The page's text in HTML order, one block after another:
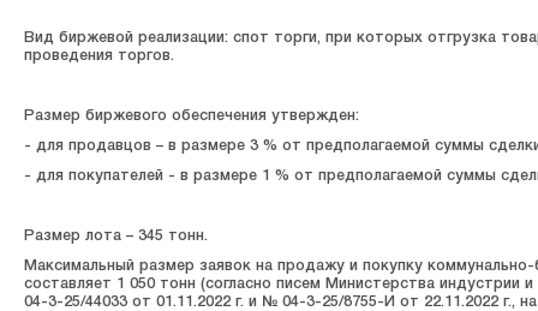
Вид биржевой реализации: спот торги, при которых отгрузка
проведения торгов.
Размер биржевого обеспечения утвержден:
- для продавцов – в размере 3 % от предполагаемой суммы
- для покупателей - в размере 1 % от предполагаемой суммы
Размер лота – 345 тонн.
Максимальный размер заявок на продажу и покупку
составляет 1 050 тонн (согласно писем Министерства индустрии
04-3-25/44033 от 01.11.2022 г. и № 04-3-25/8755-И от 22.11.2022 г.,